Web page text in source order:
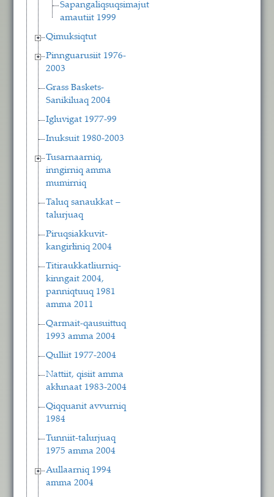
Sapangaliqsuqsimajut
amautiit 1999
Qimuksiqtut
Pinnguarusiit 1976-
2003
Grass Baskets-
Sanikiluaq 2004
Igluvigat 1977-99
Inuksuit 1980-2003
Tusarnaarniq,
inngirniq amma
mumirniq
Taluq sanaukkat –
talurjuaq
Piruqsiakkuvit-
kangirłiniq 2004
Titiraukkatliurniq-
kinngait 2004,
panniqtuuq 1981
amma 2011
Qarmait-qausuittuq
1993 amma 2004
Qulliit 1977-2004
Nattiit, qisiit amma
akłunaat 1983-2004
Qiqquanit avvurniq
1984
Tunniit-talurjuaq
1975 amma 2004
Aullaarniq 1994
amma 2004